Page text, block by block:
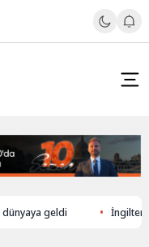
geldi